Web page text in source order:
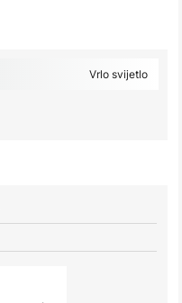
Vrlo svijetlo